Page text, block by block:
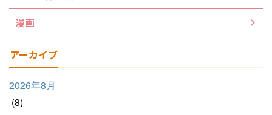
漫画
アーカイブ
2026年8月
(8)